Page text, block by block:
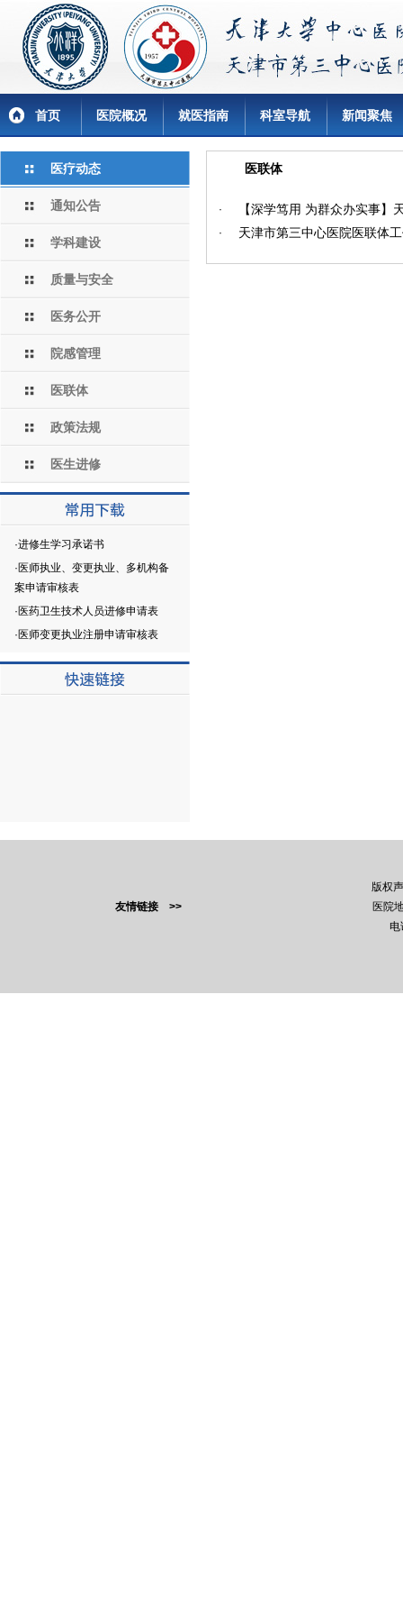
首页 医院概况 就医指南 科室导航 新闻聚焦
医疗动态
通知公告
学科建设
质量与安全
医务公开
院感管理
医联体
政策法规
医生进修
·进修生学习承诺书
· 医师执业、变更执业、多机构备
案申请审核表
· 医药卫生技术人员进修申请表
· 医师变更执业注册申请审核表
医联体
· 【深学笃用 为群众办实事
· 天津市第三中心医院医联体
友情链接 >>
版权
医院